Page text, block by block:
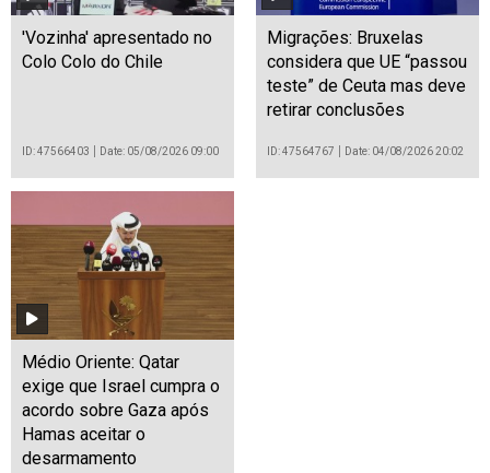
'Vozinha' apresentado no
Colo Colo do Chile
ID: 47566403 Date: 05/08/2026 09:00
Migrações: Bruxelas
considera que UE “passou
teste” de Ceuta mas deve
retirar conclusões
ID: 47564767 Date: 04/08/2026 20:02
Médio Oriente: Qatar
exige que Israel cumpra o
acordo sobre Gaza após
Hamas aceitar o
desarmamento